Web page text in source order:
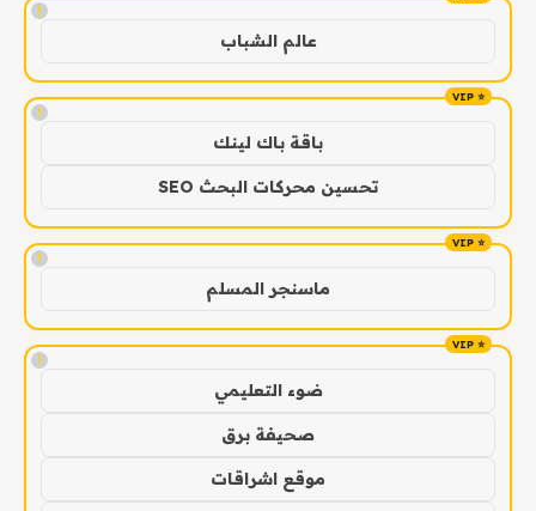
!
عالم الشباب
!
باقة باك لينك
تحسين محركات البحث SEO
!
ماسنجر المسلم
!
ضوء التعليمي
صحيفة برق
موقع اشراقات